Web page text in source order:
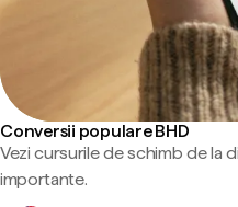
Conversii populare BHD
Vezi cursurile de schimb de la
importante.